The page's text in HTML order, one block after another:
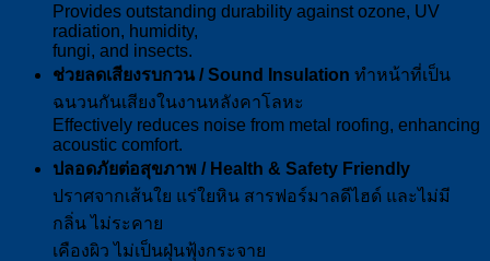
Provides outstanding durability against ozone, UV
radiation, humidity,
fungi, and insects.
ช่วยลดเสียงรบกวน / Sound Insulation ทำหน้าที่เป็น
ฉนวนกันเสียงในงานหลังคาโลหะ
Effectively reduces noise from metal roofing, enhancing
acoustic comfort.
ปลอดภัยต่อสุขภาพ / Health & Safety Friendly
ปราศจากเส้นใย แร่ใยหิน สารฟอร์มาลดีไฮด์ และไม่มี
กลิ่น ไม่ระคาย
เคืองผิว ไม่เป็นฝุ่นฟุ้งกระจาย